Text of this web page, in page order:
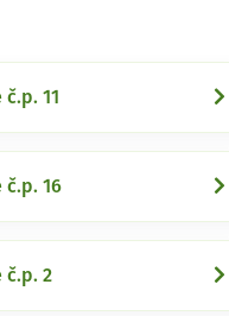
11
č.p. 16
č.p. 2